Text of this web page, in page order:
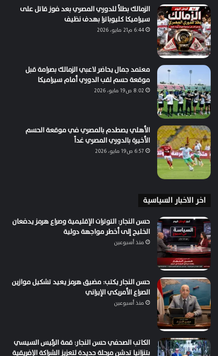
الزمالك بطلاً للدوري المصري بعد فوز قاتل على
سيراميكا كليوباترا بهدف نظيف
6:44 م21 مايو، 2026
معتمد جمال يحاضر لاعبي الزمالك بصرامة قبل
موقعة حسم لقب الدوري أمام سيراميكا
8:02 ص19 مايو، 2026
الأهلي يصطدم بالمصري في موقعة الحسم
الأخيرة بالدوري المصري غداً
6:57 ص19 مايو، 2026
اخر الاخبار السياسية
حسن النجار: التوترات الإقليمية وصراع هرمز يدفعان
الخليج إلى أخطر مواجهة دولية
منذ أسبوعين
حسن النجار يكتب: مضيق هرمز يعيد تشكيل موازين
الصراع الأمريكي الإيراني
منذ أسبوعين
الكاتب الصحفي حسن النجار: قمة الرئيس السيسي
بتنزانيا تدشن مرحلة جديدة لتعزيز الشراكة الإفريقية